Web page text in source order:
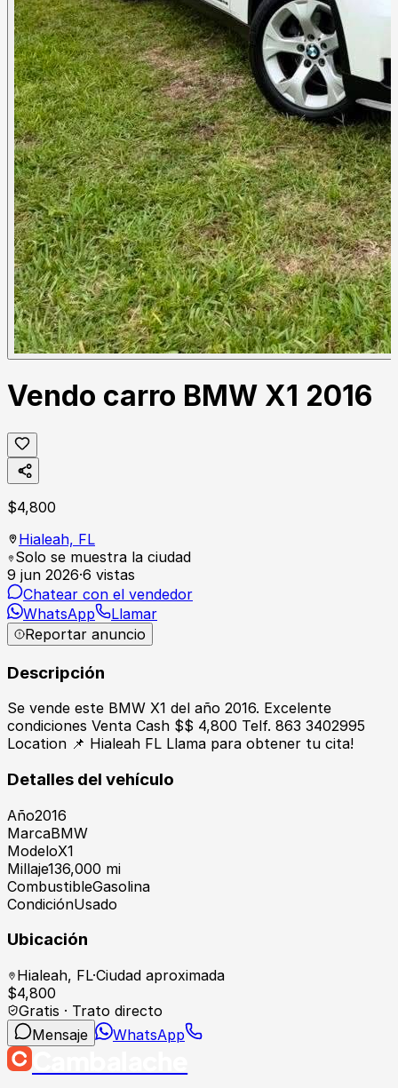
Vendo carro BMW X1 2016
$4,800
Hialeah, FL
Solo se muestra la ciudad
9 jun 2026·6 vistas
Chatear con el vendedor
WhatsApp
Llamar
Reportar anuncio
Descripción
Se vende este BMW X1 del año 2016. Excelente
condiciones Venta Cash $$ 4,800 Telf. 863 3402995
Location 📌 Hialeah FL Llama para obtener tu cita!
Detalles del vehículo
Año2016
MarcaBMW
ModeloX1
Millaje136,000 mi
CombustibleGasolina
CondiciónUsado
Ubicación
Hialeah, FL·Ciudad aproximada
$4,800
Gratis · Trato directo
Mensaje
WhatsApp